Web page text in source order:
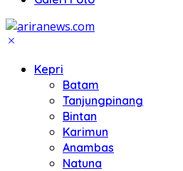
Kepri
Batam
Tanjungpinang
Bintan
Karimun
Anambas
Natuna